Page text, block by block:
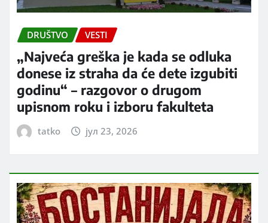
DRUŠTVO VESTI
„Najveća greška je kada se odluka
donese iz straha da će dete izgubiti
godinu“ – razgovor o drugom
upisnom roku i izboru fakulteta
tatko јул 23, 2026